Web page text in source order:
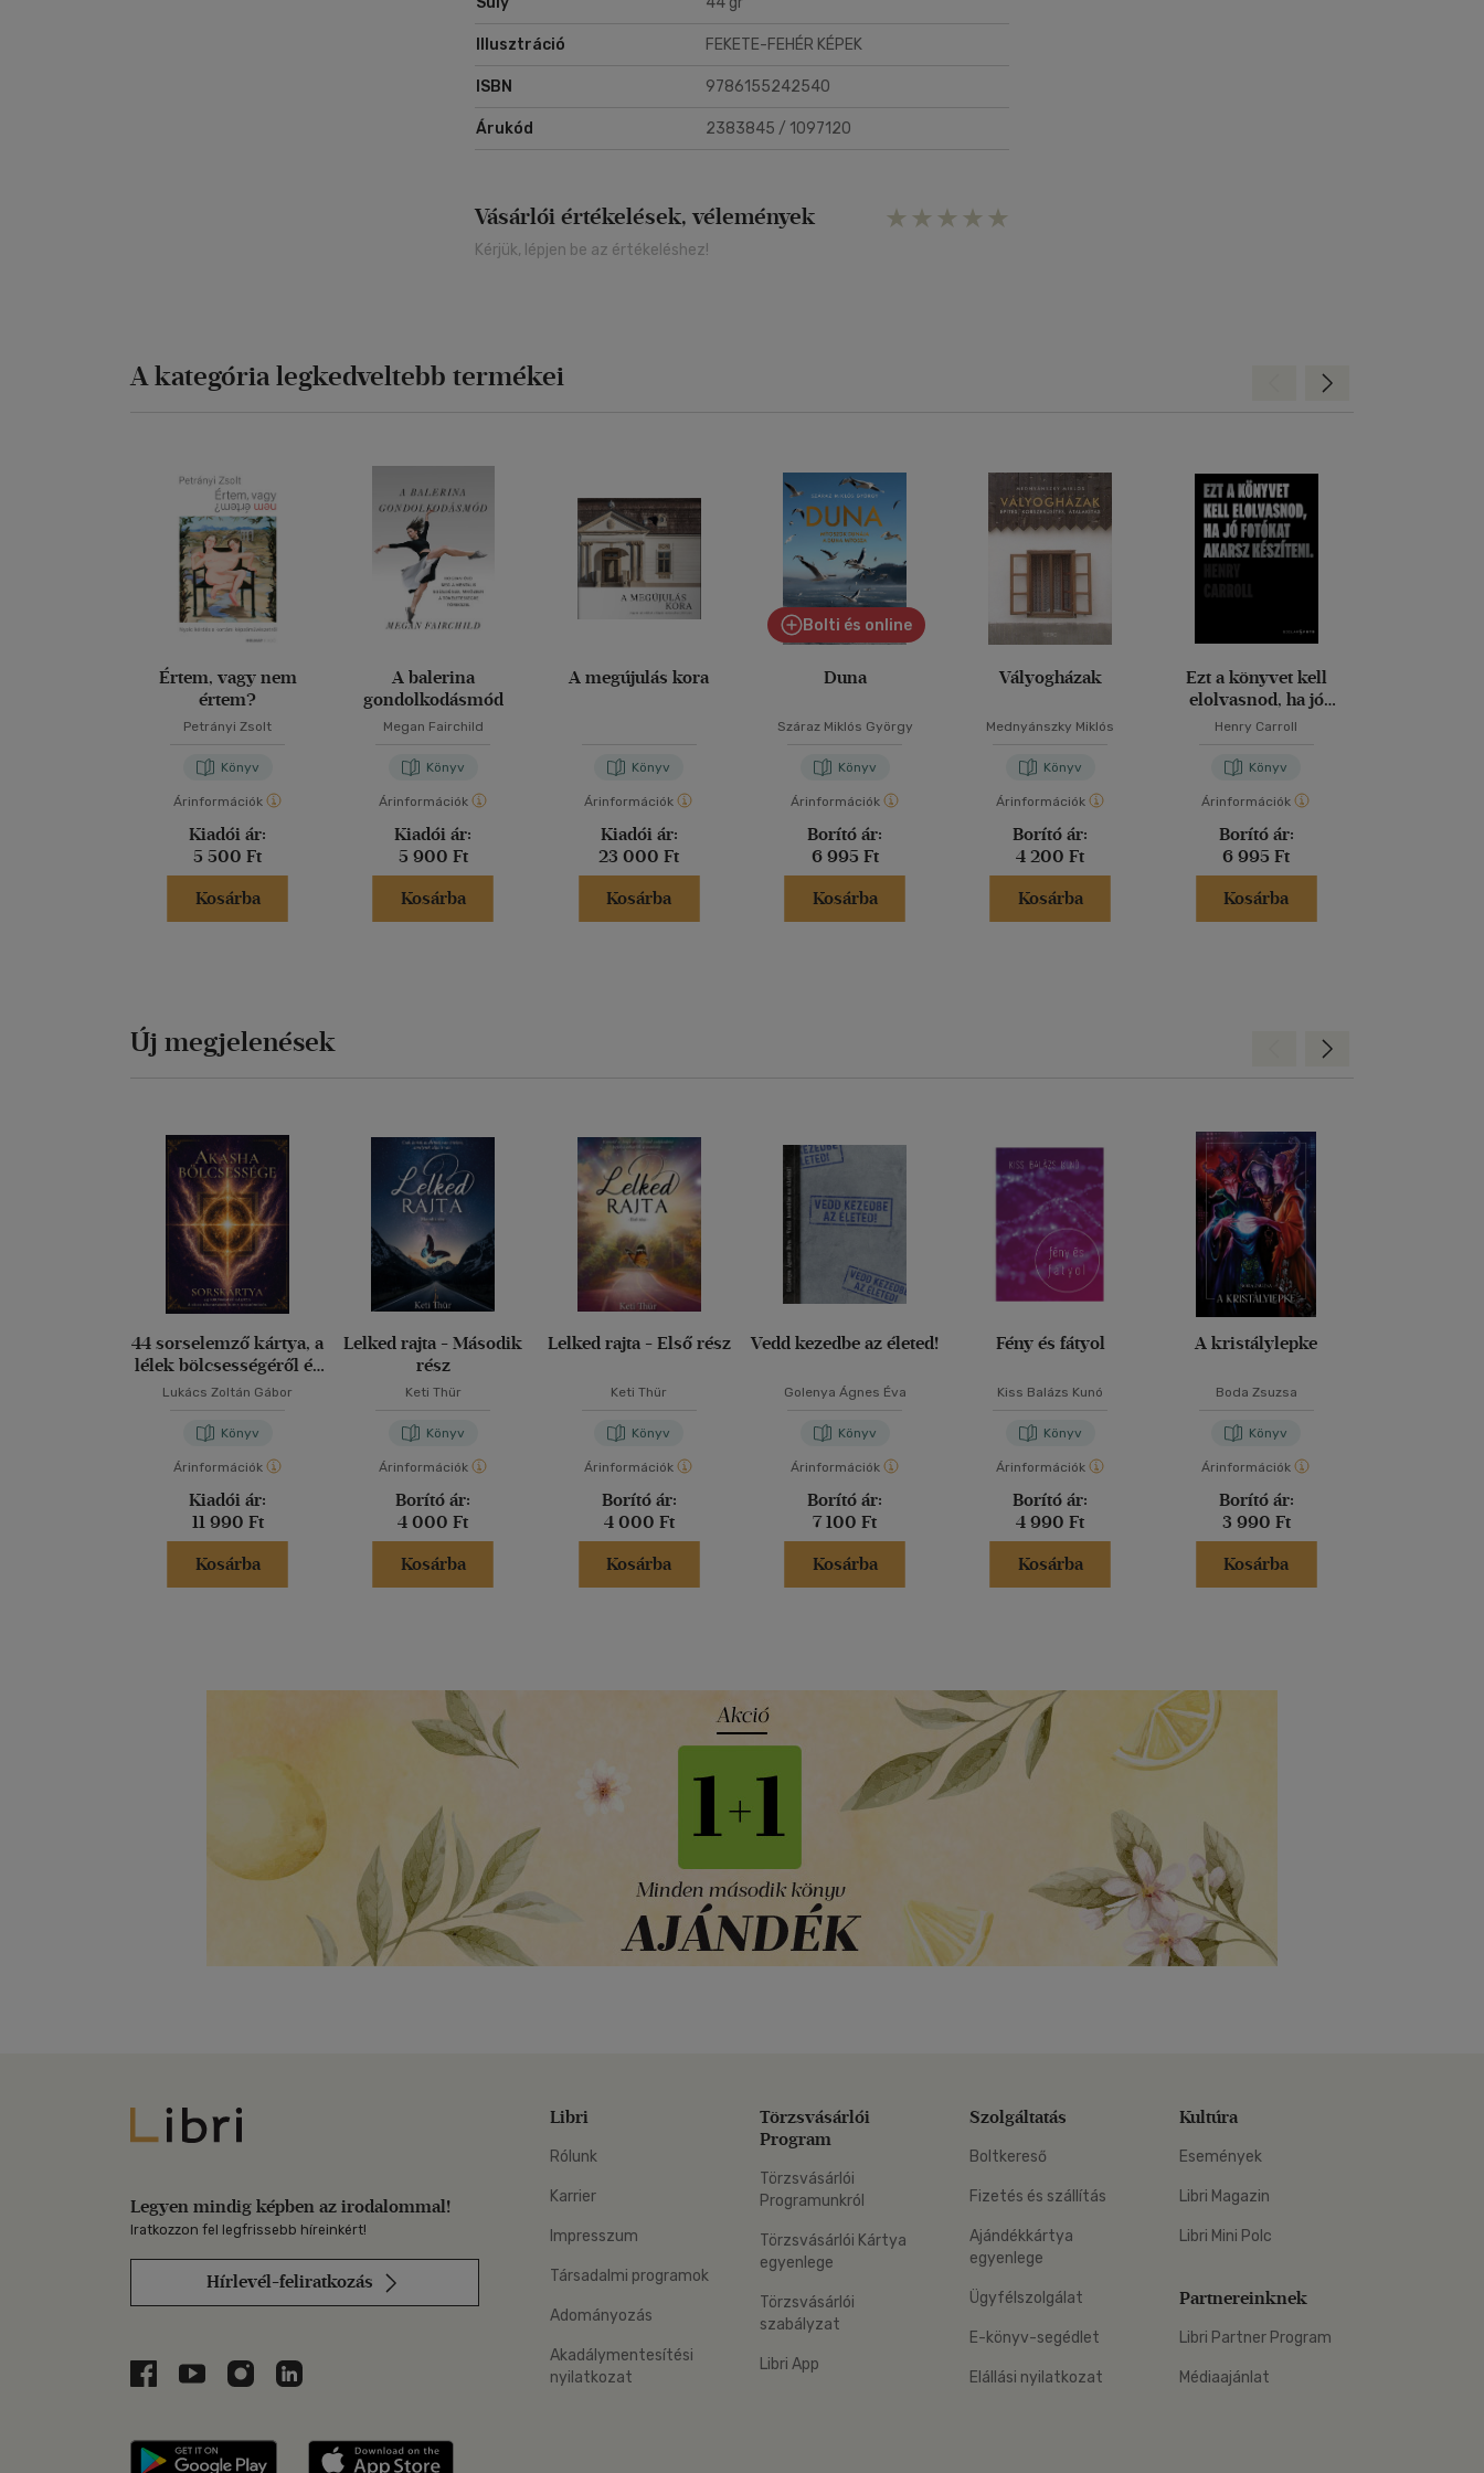
Illusztráció FEKETE-FEHÉR KÉPEK
ISBN 9786155242540
Árukód 2383845 / 1097120
Vásárlói értékelések, vélemények
Kérjük, lépjen be az értékeléshez!
A kategória legkedveltebb termékei
Értem, vagy nem
értem?
Petrányi Zsolt
Könyv
Árinformációk
Kiadói ár:
5 500 Ft
Kosárba
A balerina
gondolkodásmód
Megan Fairchild
Könyv
Árinformációk
Kiadói ár:
5 900 Ft
Kosárba
A megújulás kora
Könyv
Árinformációk
Kiadói ár:
23 000 Ft
Kosárba
Bolti és online
Duna
Száraz Miklós György
Könyv
Árinformációk
Borító ár:
6 995 Ft
Kosárba
Vályogházak
Mednyánszky Miklós
Könyv
Árinformációk
Borító ár:
4 200 Ft
Kosárba
Ezt a könyvet kell
elolvasnod, ha jó
fotókat akarsz készíteni
Henry Carroll
Könyv
Árinformációk
Borító ár:
6 995 Ft
Kosárba
Előre
Új megjelenések
44 sorselemző kártya, a
lélek bölcsességéről és
a harmóniáról
Lukács Zoltán Gábor
Könyv
Árinformációk
Kiadói ár:
11 990 Ft
Kosárba
Lelked rajta - Második
rész
Keti Thür
Könyv
Árinformációk
Borító ár:
4 000 Ft
Kosárba
Lelked rajta - Első rész
Keti Thür
Könyv
Árinformációk
Borító ár:
4 000 Ft
Kosárba
Vedd kezedbe az életed!
Golenya Ágnes Éva
Könyv
Árinformációk
Borító ár:
7 100 Ft
Kosárba
Fény és fátyol
Kiss Balázs Kunó
Könyv
Árinformációk
Borító ár:
4 990 Ft
Kosárba
A kristálylepke
Boda Zsuzsa
Könyv
Árinformációk
Borító ár:
3 990 Ft
Kosárba
Előre
Libri
Legyen mindig képben az irodalommal!
Iratkozzon fel legfrissebb híreinkért!
Hírlevél-feliratkozás
Libri a Facebookon
Libri a Youtube-on
Libri az Instagramon
Libri a LinkedInen
Libri applikáció Szerezd meg: Google Play
Libri
Rólunk
Karrier
Impresszum
Társadalmi programok
Adományozás
Akadálymentesítési
nyilatkozat
Törzsvásárlói
Program
Törzsvásárlói
Programunkról
Törzsvásárlói Kártya
egyenlege
Törzsvásárlói
szabályzat
Libri App
Szolgáltatás
Boltkereső
Fizetés és szállítás
Ajándékkártya
egyenlege
Ügyfélszolgálat
E-könyv-segédlet
Elállási nyilatkozat
Kultúra
Események
Libri Magazin
Libri Mini Polc
Partnereinknek
Libri Partner Program
Médiaajánlat